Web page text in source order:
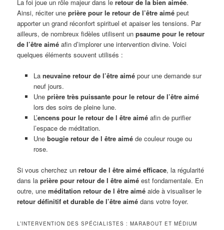
La foi joue un rôle majeur dans leretour de la bien aimée.
Ainsi, réciter uneprière pour le retour de l’être aimé peut
apporter un grand réconfort spirituel et apaiser les tensions. Par
ailleurs, de nombreux fidèles utilisent unpsaume pour le retour
de l’être aimé afin d’implorer une intervention divine. Voici
quelques éléments souvent utilisés :
La neuvaine retour de l’être aimépour une demande sur
neuf jours.
Une prière très puissante pour le retour de l’être aimé
lors des soirs de pleine lune.
L’encens pour le retour de l être aiméafin de purifier
l’espace de méditation.
Une bougie retour de l être aiméde couleur rouge ou
rose.
Si vous cherchez unretour de l être aimé efficace, la régularité
dans laprière pour retour de l être aimé est fondamentale. En
outre, uneméditation retour de l être aimé aide à visualiser le
retour définitif et durable de l’être aimé dans votre foyer.
L’INTERVENTION DES SPÉCIALISTES : MARABOUT ET MÉDIUM